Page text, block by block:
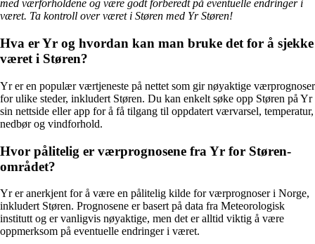
med værforholdene og være godt forberedt på eventuelle endringer i
været. Ta kontroll over været i Støren med Yr Støren!
Hva er Yr og hvordan kan man bruke det for å sjekke
været i Støren?
Yr er en populær værtjeneste på nettet som gir nøyaktige værprognoser
for ulike steder, inkludert Støren. Du kan enkelt søke opp Støren på Yr
sin nettside eller app for å få tilgang til oppdatert værvarsel, temperatur,
nedbør og vindforhold.
Hvor pålitelig er værprognosene fra Yr for Støren-
området?
Yr er anerkjent for å være en pålitelig kilde for værprognoser i Norge,
inkludert Støren. Prognosene er basert på data fra Meteorologisk
institutt og er vanligvis nøyaktige, men det er alltid viktig å være
oppmerksom på eventuelle endringer i været.